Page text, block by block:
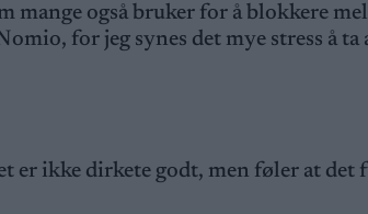
mange også bruker for å blokkere
for jeg synes det mye stress å ta
er ikke dirkete godt, men føler at det